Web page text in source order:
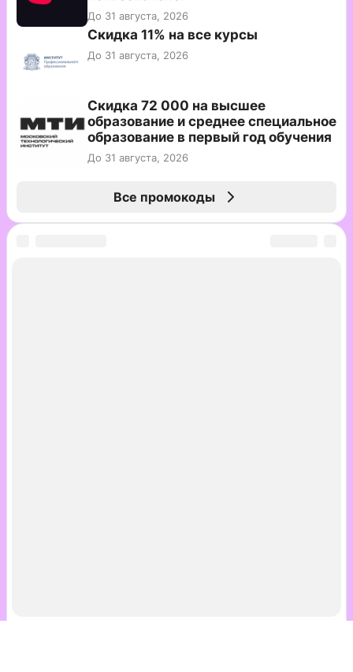
До 31 августа, 2026
Скидка 11% на все курсы
До 31 августа, 2026
Скидка 72 000 на высшее
образование и среднее специальное
образование в первый год обучения
До 31 августа, 2026
Все промокоды